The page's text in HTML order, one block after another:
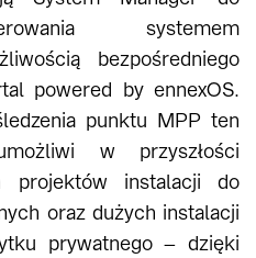
systemem
bezpośredniego
powered by ennexOS.
punktu MPP ten
w przyszłości
projektów instalacji do
oraz dużych instalacji
prywatnego – dzięki